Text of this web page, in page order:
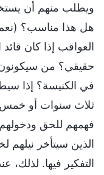
ويطلب منهم أن
هل هذا مناسب؟
العواقب إذا كان
حقيقي؟ من سيكونون
في الكنيسة؟ إذا
ثلاث سنوات أو
فهمهم للحق
الذين سيتأخر نيلهم
التفكير فيها. لذلك،